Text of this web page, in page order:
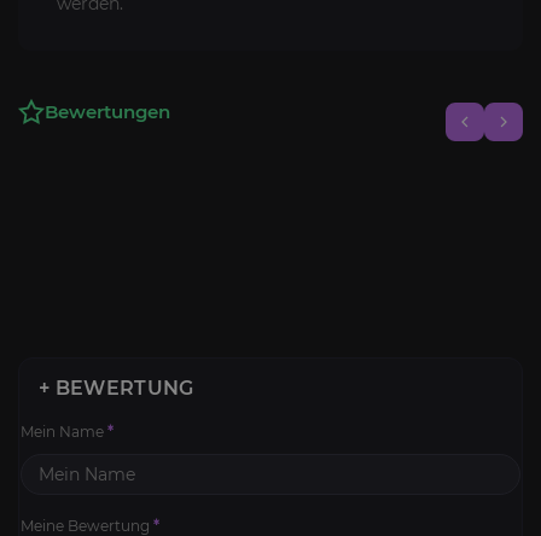
Bewertungen
+ BEWERTUNG
Mein Name *
Meine Bewertung *